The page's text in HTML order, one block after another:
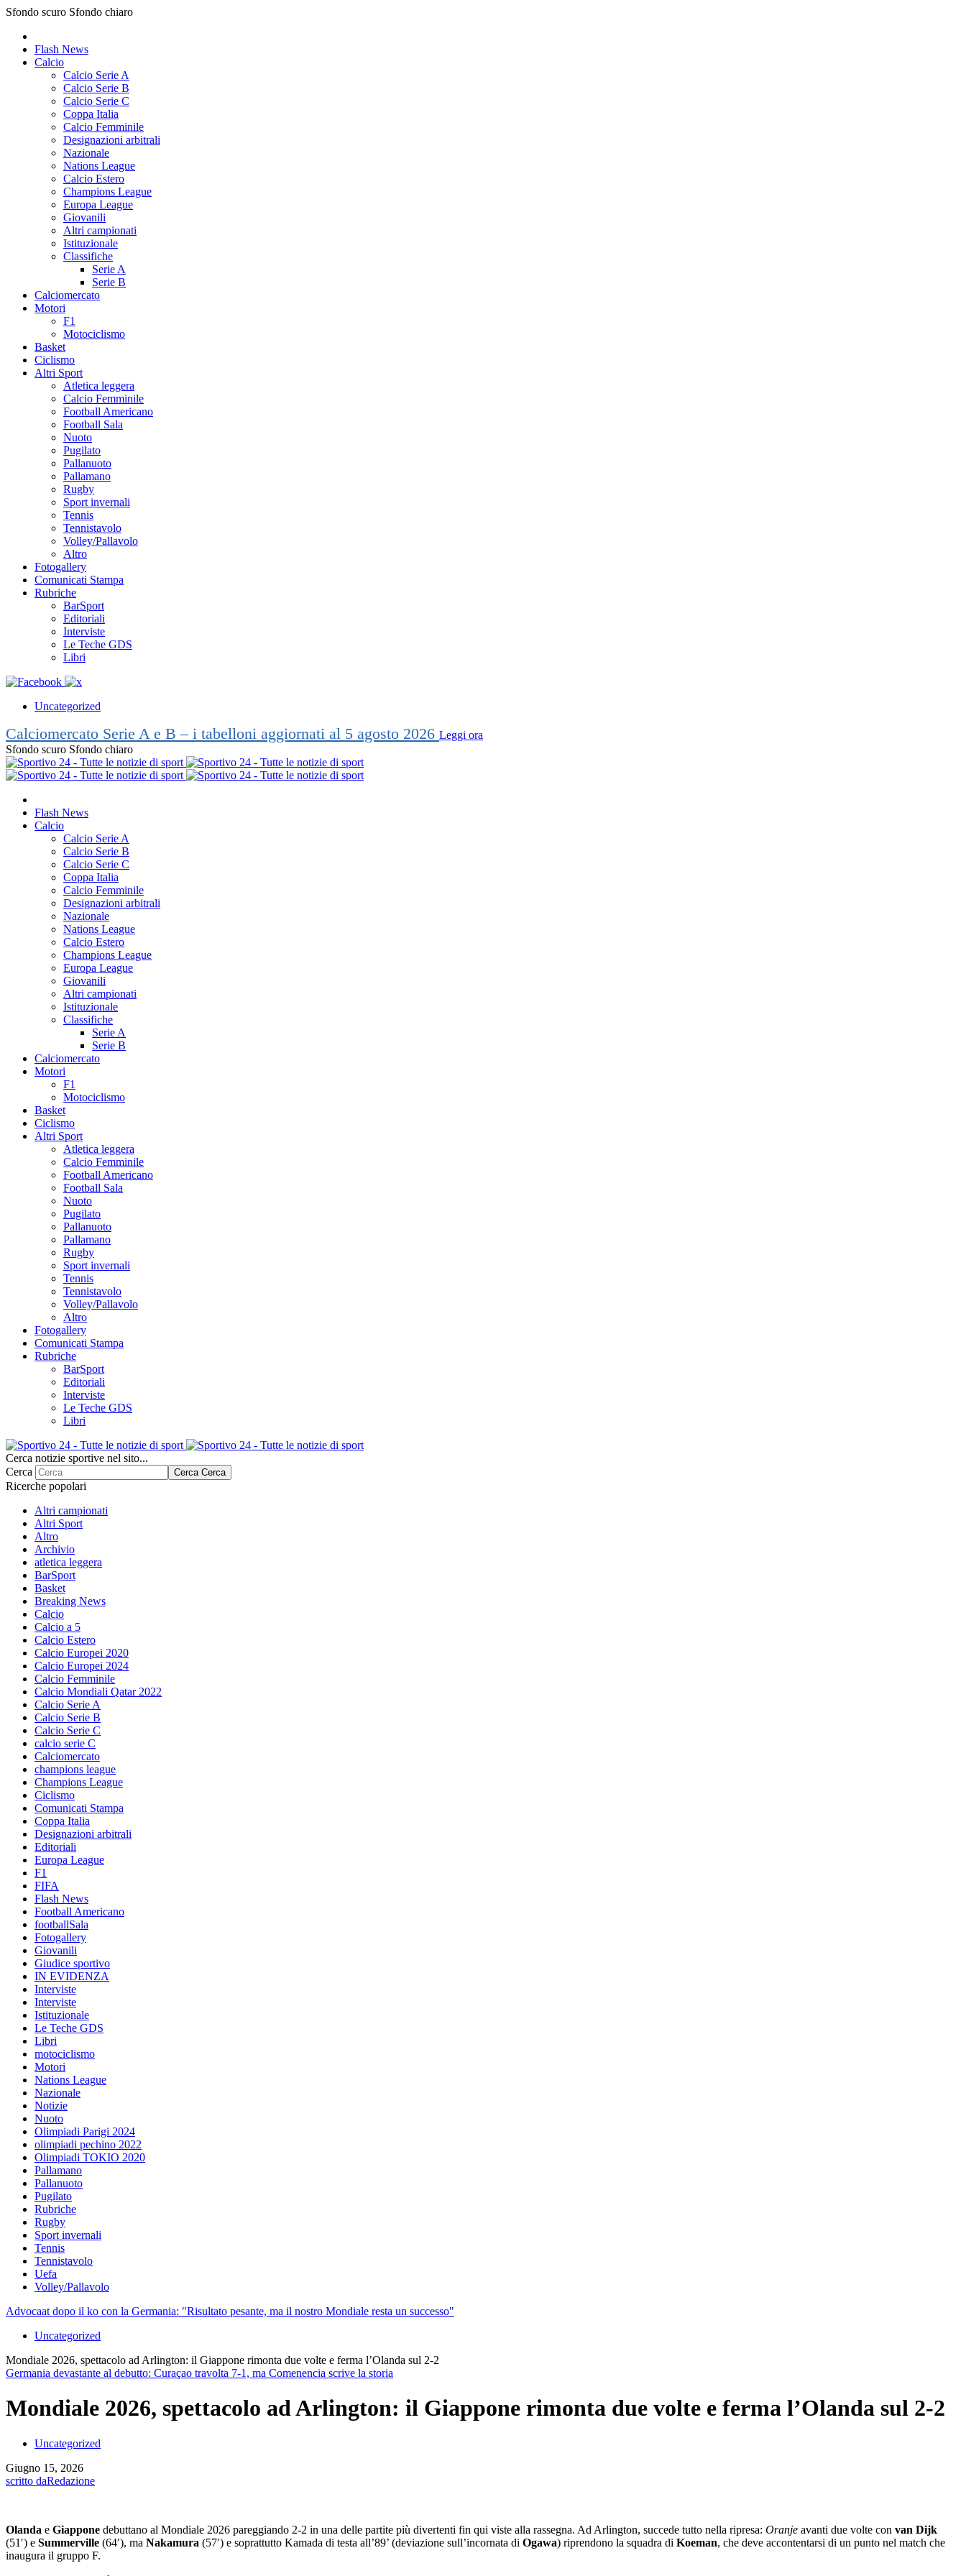
Sfondo scuro Sfondo chiaro
Flash News
Calcio
Calcio Serie A
Calcio Serie B
Calcio Serie C
Coppa Italia
Calcio Femminile
Designazioni arbitrali
Nazionale
Nations League
Calcio Estero
Champions League
Europa League
Giovanili
Altri campionati
Istituzionale
Classifiche
Serie A
Serie B
Calciomercato
Motori
F1
Motociclismo
Basket
Ciclismo
Altri Sport
Atletica leggera
Calcio Femminile
Football Americano
Football Sala
Nuoto
Pugilato
Pallanuoto
Pallamano
Rugby
Sport invernali
Tennis
Tennistavolo
Volley/Pallavolo
Altro
Fotogallery
Comunicati Stampa
Rubriche
BarSport
Editoriali
Interviste
Le Teche GDS
Libri
Uncategorized
Calciomercato Serie A e B – i tabelloni aggiornati al 5 agosto 2026 Leggi ora
Sfondo scuro Sfondo chiaro
Flash News
Calcio
Calcio Serie A
Calcio Serie B
Calcio Serie C
Coppa Italia
Calcio Femminile
Designazioni arbitrali
Nazionale
Nations League
Calcio Estero
Champions League
Europa League
Giovanili
Altri campionati
Istituzionale
Classifiche
Serie A
Serie B
Calciomercato
Motori
F1
Motociclismo
Basket
Ciclismo
Altri Sport
Atletica leggera
Calcio Femminile
Football Americano
Football Sala
Nuoto
Pugilato
Pallanuoto
Pallamano
Rugby
Sport invernali
Tennis
Tennistavolo
Volley/Pallavolo
Altro
Fotogallery
Comunicati Stampa
Rubriche
BarSport
Editoriali
Interviste
Le Teche GDS
Libri
Cerca notizie sportive nel sito...
Cerca
Cerca Cerca
Ricerche popolari
Altri campionati
Altri Sport
Altro
Archivio
atletica leggera
BarSport
Basket
Breaking News
Calcio
Calcio a 5
Calcio Estero
Calcio Europei 2020
Calcio Europei 2024
Calcio Femminile
Calcio Mondiali Qatar 2022
Calcio Serie A
Calcio Serie B
Calcio Serie C
calcio serie C
Calciomercato
champions league
Champions League
Ciclismo
Comunicati Stampa
Coppa Italia
Designazioni arbitrali
Editoriali
Europa League
F1
FIFA
Flash News
Football Americano
footballSala
Fotogallery
Giovanili
Giudice sportivo
IN EVIDENZA
Interviste
Interviste
Istituzionale
Le Teche GDS
Libri
motociclismo
Motori
Nations League
Nazionale
Notizie
Nuoto
Olimpiadi Parigi 2024
olimpiadi pechino 2022
Olimpiadi TOKIO 2020
Pallamano
Pallanuoto
Pugilato
Rubriche
Rugby
Sport invernali
Tennis
Tennistavolo
Uefa
Volley/Pallavolo
Advocaat dopo il ko con la Germania: "Risultato pesante, ma il nostro Mondiale resta un successo"
Uncategorized
Mondiale 2026, spettacolo ad Arlington: il Giappone rimonta due volte e ferma l’Olanda sul 2-2
Germania devastante al debutto: Curaçao travolta 7-1, ma Comenencia scrive la storia
Mondiale 2026, spettacolo ad Arlington: il Giappone rimonta due volte e ferma l’Olanda sul 2-2
Uncategorized
Giugno 15, 2026
scritto daRedazione
Olanda e Giappone debuttano al Mondiale 2026 pareggiando 2-2 in una delle partite più divertenti fin qui viste alla rassegna. Ad Arlington, succede tutto nella ripresa: Oranje avanti due volte con van Dijk
(51′) e Summerville (64′), ma Nakamura (57′) e soprattutto Kamada di testa all’89’ (deviazione sull’incornata di Ogawa) riprendono la squadra di Koeman, che deve accontentarsi di un punto nel match che
inaugura il gruppo F.